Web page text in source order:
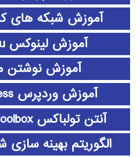
آموزش شبکه های
آموزش لینوکس ubuntu
آموزش نوشتن
آموزش وردپرس wordpress
آنتن تولباکس antenna toolbox
الگوریتم بهینه سازی